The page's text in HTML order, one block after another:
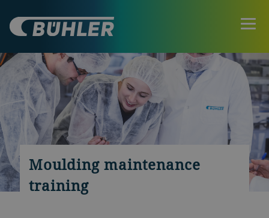
Moulding maintenance
training